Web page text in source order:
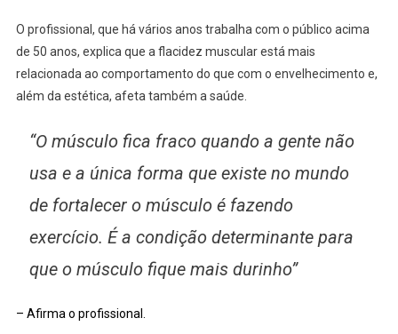
O profissional, que há vários anos trabalha com o público acima
de 50 anos, explica que a flacidez muscular está mais
relacionada ao comportamento do que com o envelhecimento e,
além da estética, afeta também a saúde.
“O músculo fica fraco quando a gente não
usa e a única forma que existe no mundo
de fortalecer o músculo é fazendo
exercício. É a condição determinante para
que o músculo fique mais durinho”
– Afirma o profissional.